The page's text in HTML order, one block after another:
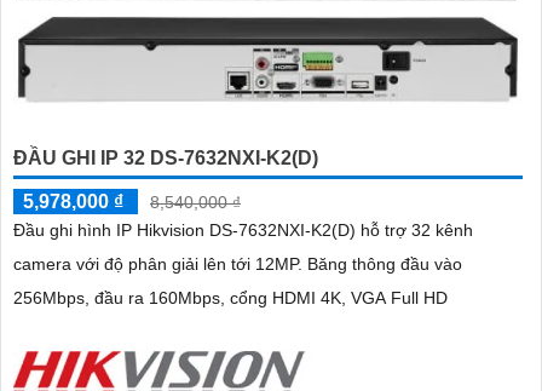
ĐẦU GHI IP 32 DS-7632NXI-K2(D)
5,978,000 ₫
8,540,000 ₫
Đầu ghi hình IP Hikvision DS-7632NXI-K2(D) hỗ trợ 32 kênh
camera với độ phân giải lên tới 12MP. Băng thông đầu vào
256Mbps, đầu ra 160Mbps, cổng HDMI 4K, VGA Full HD